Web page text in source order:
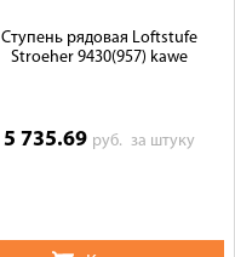
Ступень рядовая Loftstufe
Stroeher 9430(957) kawe
5 735.69 руб. за штуку